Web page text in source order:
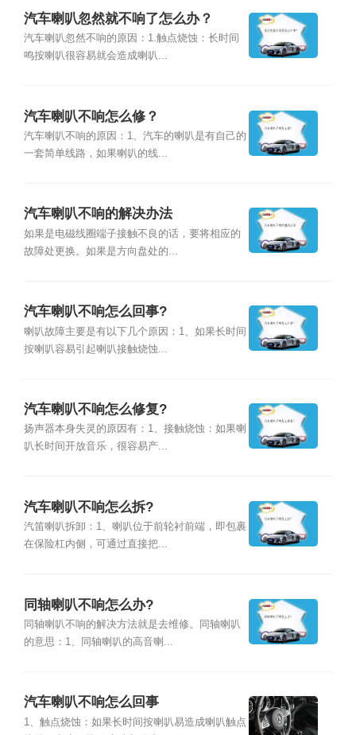
汽车喇叭忽然就不响了怎么办？
汽车喇叭忽然不响的原因：1.触点烧蚀：长时间
鸣按喇叭很容易就会造成喇叭...
汽车喇叭不响怎么修？
汽车喇叭不响的原因：1、汽车的喇叭是有自己的
一套简单线路，如果喇叭的线...
汽车喇叭不响的解决办法
如果是电磁线圈端子接触不良的话，要将相应的
故障处更换。如果是方向盘处的...
汽车喇叭不响怎么回事?
喇叭故障主要是有以下几个原因：1、如果长时间
按喇叭容易引起喇叭接触烧蚀...
汽车喇叭不响怎么修复?
扬声器本身失灵的原因有：1、接触烧蚀：如果喇
叭长时间开放音乐，很容易产...
汽车喇叭不响怎么拆?
汽笛喇叭拆卸：1、喇叭位于前轮衬前端，即包裹
在保险杠内侧，可通过直接把...
同轴喇叭不响怎么办?
同轴喇叭不响的解决方法就是去维修。同轴喇叭
的意思：1、同轴喇叭的高音喇...
汽车喇叭不响怎么回事
1、触点烧蚀：如果长时间按喇叭易造成喇叭触点